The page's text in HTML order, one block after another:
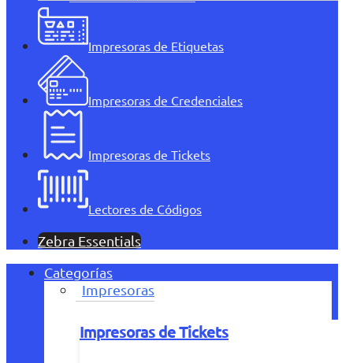
Impresoras de Etiquetas
Impresoras de Credenciales
Impresoras de Tickets
Lectores de Códigos
Zebra Essentials
Categorías
Impresoras
Impresoras de Tickets